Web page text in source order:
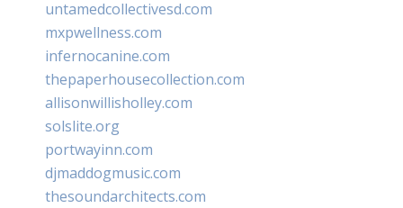
untamedcollectivesd.com
mxpwellness.com
infernocanine.com
thepaperhousecollection.com
allisonwillisholley.com
solslite.org
portwayinn.com
djmaddogmusic.com
thesoundarchitects.com